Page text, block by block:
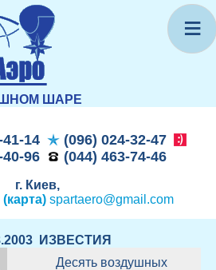
ШАРЕ
41-14
(096) 024-32-47
96
(044) 463-74-46
г. Киев,
(карта) spartaero@gmail.com
ИЗВЕСТИЯ
Десять воздушных
≡